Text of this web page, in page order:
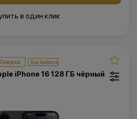
в один клик
Скидка
iPhone 16 128 ГБ чёрный